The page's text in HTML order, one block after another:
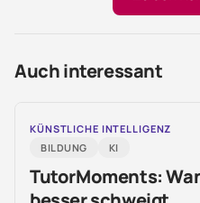
Auch interessant
KÜNSTLICHE INTELLIGENZ
BILDUNG
KI
TutorMoments: